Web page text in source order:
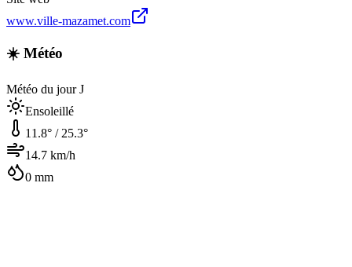
www.ville-mazamet.com
☀️ Météo
Météo du jour J
Ensoleillé
11.8° / 25.3°
14.7 km/h
0 mm